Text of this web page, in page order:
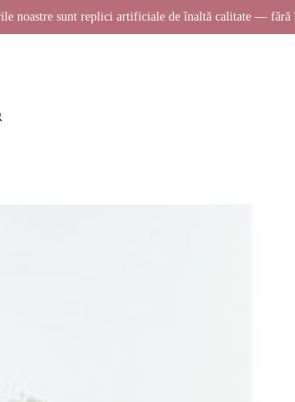
noastre sunt replici artificiale de înaltă calitate — fără